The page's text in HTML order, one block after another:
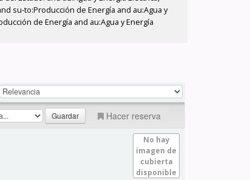
su-to:Producción de Energía and au:Agua y
de Energía and au:Agua y Energía
Hacer reserva
No hay
imagen de
cubierta
disponible